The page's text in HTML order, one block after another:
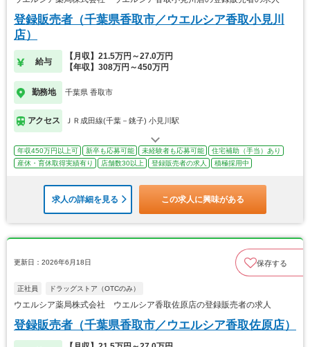
登録販売者（千葉県香取市／ウエルシア香取小見川
店）
給与
【月収】21.5万円～27.0万円
【年収】308万円～450万円
勤務地 千葉県 香取市
アクセス ＪＲ成田線(千葉－銚子) 小見川駅
年収450万円以上可 新卒も応募可能 未経験者も応募可能
住宅補助（手当）あり
産休・育休取得実績有り
店舗数30以上 登録販売者の求人 積極採用中
求人の詳細を見る この求人に興味がある
更新日：2026年6月18日 保存する
正社員 ドラッグストア（OTCのみ）
ウエルシア薬局株式会社 ウエルシア香取佐原店の登録販売者の求人
登録販売者（千葉県香取市／ウエルシア香取佐原店）